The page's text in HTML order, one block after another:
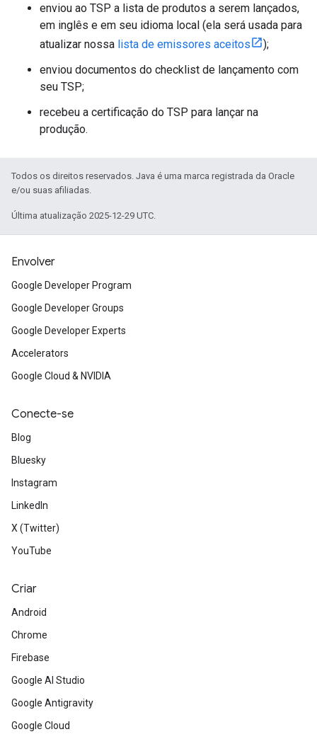
enviou ao TSP a lista de produtos a serem lançados,
em inglês e em seu idioma local (ela será usada para
atualizar nossa lista de emissores aceitos
);
enviou documentos do checklist de lançamento com
seu TSP;
recebeu a certificação do TSP para lançar na
produção.
Todos os direitos reservados. Java é uma marca registrada da Oracle
e/ou suas afiliadas.
Última atualização 2025-12-29 UTC.
Envolver
Google Developer Program
Google Developer Groups
Google Developer Experts
Accelerators
Google Cloud & NVIDIA
Conecte-se
Blog
Bluesky
Instagram
LinkedIn
X (Twitter)
YouTube
Criar
Android
Chrome
Firebase
Google AI Studio
Google Antigravity
Google Cloud